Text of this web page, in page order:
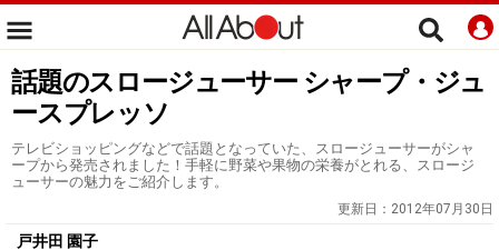
話題のスロージューサー シャープ・ジュ
ースプレッソ
テレビショッピングなどで話題となっていた、スロージューサーがシャ
ープから発売されました！手軽に野菜や果物の栄養がとれる、スロージ
ューサーの魅力をご紹介します。
更新日： 2012年07月30日
戸井田 園子